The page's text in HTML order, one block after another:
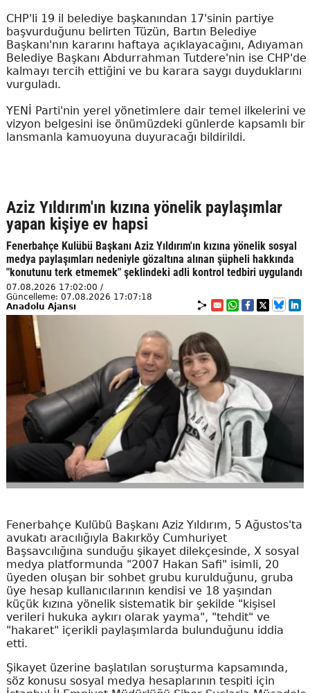
CHP'li 19 il belediye başkanından 17'sinin partiye
başvurduğunu belirten Tüzün, Bartın Belediye
Başkanı'nın kararını haftaya açıklayacağını, Adıyaman
Belediye Başkanı Abdurrahman Tutdere'nin ise CHP'de
kalmayı tercih ettiğini ve bu karara saygı duyduklarını
vurguladı.
YENİ Parti'nin yerel yönetimlere dair temel ilkelerini ve
vizyon belgesini ise önümüzdeki günlerde kapsamlı bir
lansmanla kamuoyuna duyuracağı bildirildi.
Aziz Yıldırım'ın kızına yönelik paylaşımlar
yapan kişiye ev hapsi
Fenerbahçe Kulübü Başkanı Aziz Yıldırım'ın kızına yönelik sosyal
medya paylaşımları nedeniyle gözaltına alınan şüpheli hakkında
"konutunu terk etmemek" şeklindeki adli kontrol tedbiri uygulandı
07.08.2026 17:02:00 /
Güncelleme: 07.08.2026 17:07:18
Anadolu Ajansı
Fenerbahçe Kulübü Başkanı Aziz Yıldırım, 5 Ağustos'ta
avukatı aracılığıyla Bakırköy Cumhuriyet
Başsavcılığına sunduğu şikayet dilekçesinde, X sosyal
medya platformunda "2007 Hakan Safi" isimli, 20
üyeden oluşan bir sohbet grubu kurulduğunu, gruba
üye hesap kullanıcılarının kendisi ve 18 yaşından
küçük kızına yönelik sistematik bir şekilde "kişisel
verileri hukuka aykırı olarak yayma", "tehdit" ve
"hakaret" içerikli paylaşımlarda bulunduğunu iddia
etti.
Şikayet üzerine başlatılan soruşturma kapsamında,
söz konusu sosyal medya hesaplarının tespiti için